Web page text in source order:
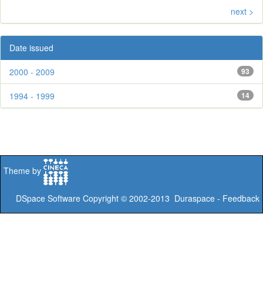
next >
Date issued
93
2000 - 2009
14
1994 - 1999
Theme by
DSpace Software Copyright © 2002-2013 Duraspace - Feedback